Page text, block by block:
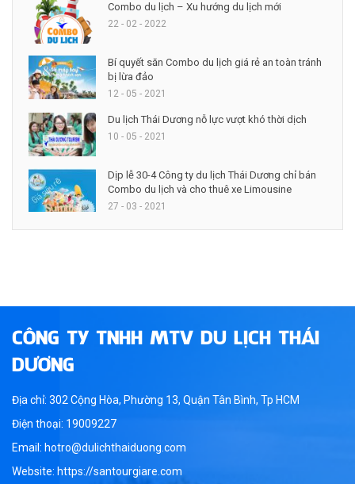
Combo du lịch – Xu hướng du lịch mới
22 - 02 - 2022
Bí quyết săn Combo du lịch giá rẻ an toàn tránh
bị lừa đảo
12 - 05 - 2021
Du lịch Thái Dương nỗ lực vượt khó thời dịch
10 - 05 - 2021
Dịp lễ 30-4 Công ty du lịch Thái Dương chỉ bán
Combo du lịch và cho thuê xe Limousine
27 - 03 - 2021
CÔNG TY TNHH MTV DU LỊCH THÁI
DƯƠNG
Địa chỉ: 302 Cộng Hòa, Phường 13, Quận Tân Bình, Tp HCM
Điện thoại: 19009227
Email: hotro@dulichthaiduong.com
Website: https://santourgiare.com